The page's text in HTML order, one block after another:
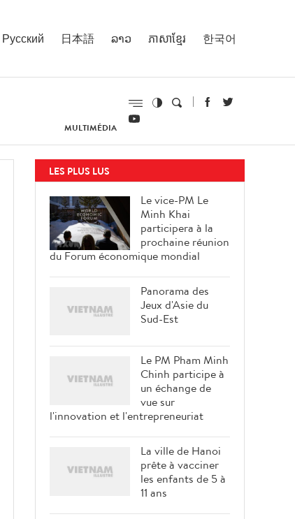
Русский 日本語 ລາວ ភាសាខ្មែរ 한국어
MULTIMÉDIA
LES PLUS LUS
Le vice-PM Le
Minh Khai
participera à la
prochaine réunion
du Forum économique mondial
Panorama des
Jeux d'Asie du
Sud-Est
Le PM Pham Minh
Chinh participe à
un échange de
vue sur
l'innovation et l'entrepreneuriat
La ville de Hanoi
prête à vacciner
les enfants de 5 à
11 ans